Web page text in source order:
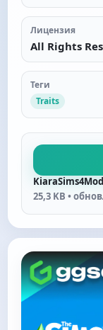
Лицензия
All Rights
Теги
Traits
25,3 KB •